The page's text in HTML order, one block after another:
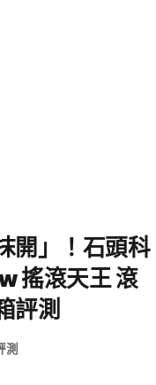
開」！石頭科
搖滾天王 滾
評測
測